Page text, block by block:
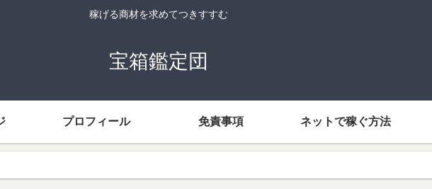
稼げる商材を求めてつきすすむ
宝箱鑑定団
プロフィール 免責事項 ネットで稼ぐ方法